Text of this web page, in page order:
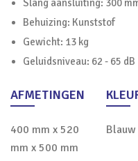
Slang aansluiting: 300
Behuizing: Kunststof
Gewicht: 13 kg
Geluidsniveau: 62 - 65 dB
AFMETINGEN
400 mm x 520
mm x 500 mm
Blauw